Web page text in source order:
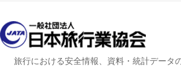
旅行における安全情報、資料・統計データ